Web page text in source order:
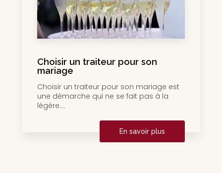
Choisir un traiteur pour son
mariage
Choisir un traiteur pour son mariage est
une démarche qui ne se fait pas à la
légère....
En savoir plus